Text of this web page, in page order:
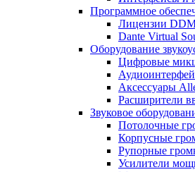
Программное
Лицензии
Dante Virtual
Оборудование
Цифровые
Аксессуары
Расширители
Звуковое
Потолочные
Корпусные
Рупорные
Усилители